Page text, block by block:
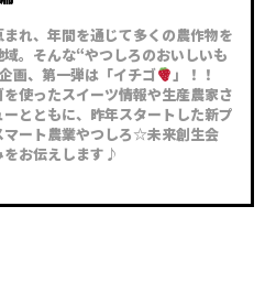
れ、年間を通じて多くの農作物を
。そんな“やつしろのおいしいも
画、第一弾は「イチゴ
」！！
使ったスイーツ情報や生産農家さ
とともに、昨年スタートした新プ
マート農業やつしろ☆未来創生会
をお伝えします♪